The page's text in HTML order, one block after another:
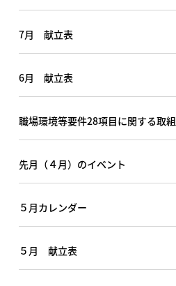
7月 献立表
6月 献立表
職場環境等要件28項目に関する取組
先月（４月）のイベント
５月カレンダー
５月 献立表